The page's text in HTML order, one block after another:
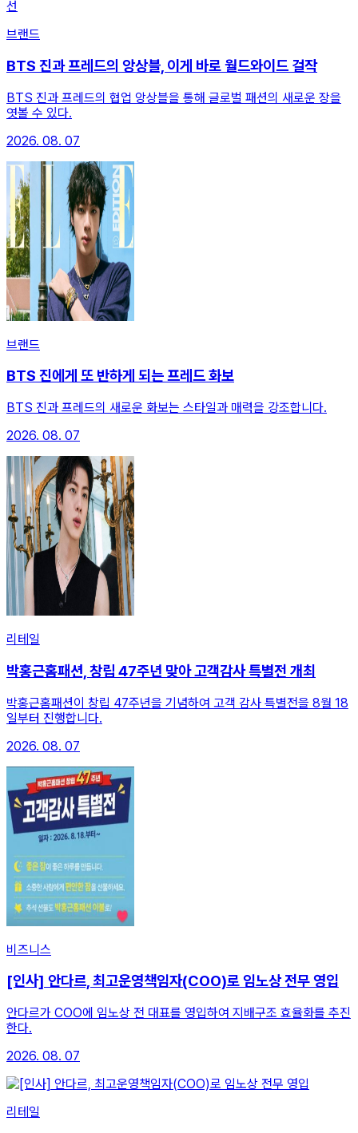
브랜드
BTS 진과 프레드의 앙상블, 이게 바로 월드와이드 걸작
BTS 진과 프레드의 협업 앙상블을 통해 글로벌 패션의 새로운 장을
엿볼 수 있다.
2026. 08. 07
브랜드
BTS 진에게 또 반하게 되는 프레드 화보
BTS 진과 프레드의 새로운 화보는 스타일과 매력을 강조합니다.
2026. 08. 07
리테일
박홍근홈패션, 창립 47주년 맞아 고객감사 특별전 개최
박홍근홈패션이 창립 47주년을 기념하여 고객 감사 특별전을 8월 18
일부터 진행합니다.
2026. 08. 07
비즈니스
[인사] 안다르, 최고운영책임자(COO)로 임노상 전무 영입
안다르가 COO에 임노상 전 대표를 영입하여 지배구조 효율화를 추진
한다.
2026. 08. 07
리테일